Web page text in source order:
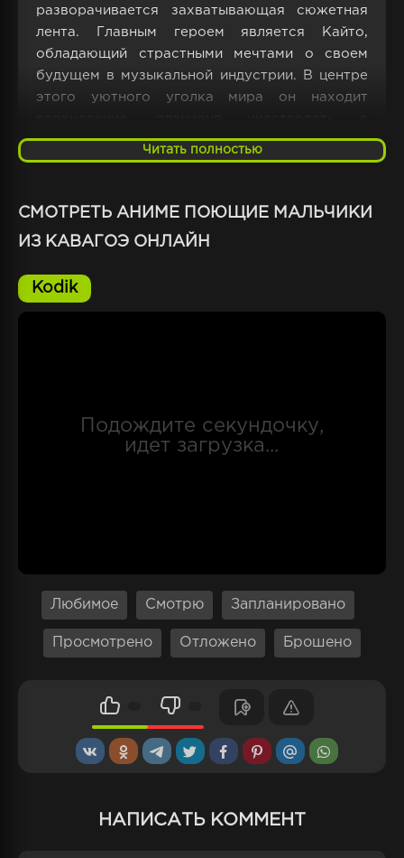
разворачивается захватывающая сюжетная
лента. Главным героем является Кайто,
обладающий страстными мечтами о своем
будущем в музыкальной индустрии. В центре
этого уютного уголка мира он находит
престижном конкурсе талантов.
Зародившаяся в его душе идея создать свою
станет неотъемлемой нотой в их уникальной
преуспеть в этом конкурсе вместе с
объединяя свои коллективные знания о
мелодиях, развивая вокальные и
долгожданный день конкурса. Перед жюри и
восторженной аудиторией они исполняют
группа выходит вперед, зарабатывая высшие
баллы и одерживая победу в этом
захватывающем соревновании.
Читать полностью
СМОТРЕТЬ АНИМЕ ПОЮЩИЕ МАЛЬЧИКИ
ИЗ КАВАГОЭ ОНЛАЙН
Kodik
Любимое Смотрю Запланировано
Просмотрено Отложено Брошено
НАПИСАТЬ КОММЕНТ